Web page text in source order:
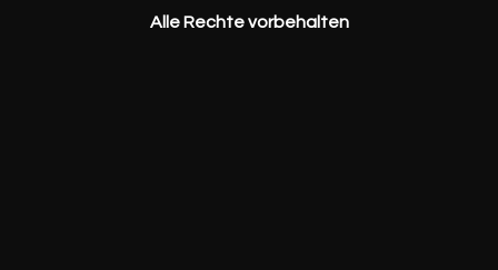
Alle Rechte vorbehalten